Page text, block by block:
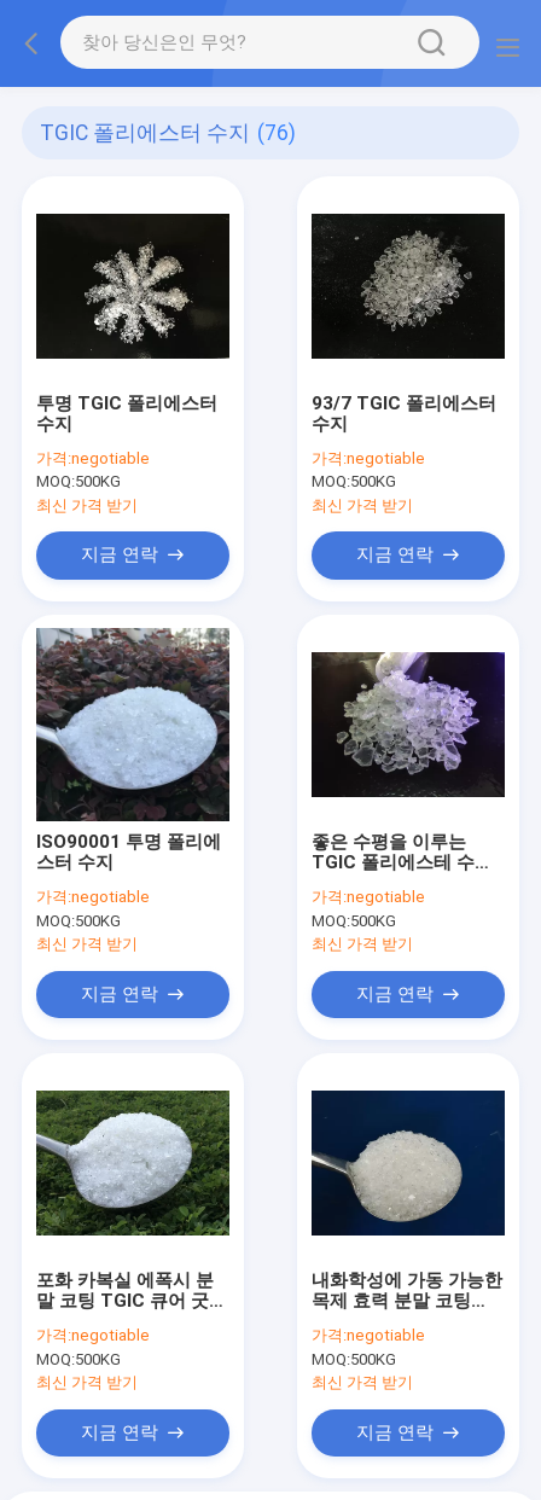
TGIC 폴리에스터 수지 (76)
투명 TGIC 폴리에스터
수지
가격:negotiable
MOQ:500KG
최신 가격 받기
지금 연락
93/7 TGIC 폴리에스터
수지
가격:negotiable
MOQ:500KG
최신 가격 받기
지금 연락
ISO90001 투명 폴리에
스터 수지
가격:negotiable
MOQ:500KG
최신 가격 받기
지금 연락
좋은 수평을 이루는
TGIC 폴리에스테 수지,
용성
가격:negotiable
MOQ:500KG
최신 가격 받기
지금 연락
포화 카복실 에폭시 분
말 코팅 TGIC 큐어 굿
가격:negotiable
MOQ:500KG
최신 가격 받기
지금 연락
내화학성에 가동 가능한
목제 효력 분말 코팅
가격:negotiable
MOQ:500KG
최신 가격 받기
지금 연락